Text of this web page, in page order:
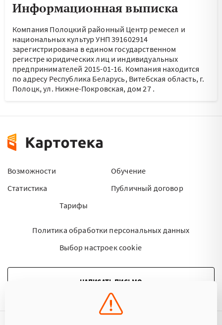
Информационная выписка
Компания Полоцкий районный Центр ремесел и
национальных культур УНП 391602914
зарегистрирована в едином государственном
регистре юридических лиц и индивидуальных
предпринимателей 2015-01-16. Компания находится
по адресу Республика Беларусь, Витебская область, г.
Полоцк, ул. Нижне-Покровская, дом 27.
Возможности
Статистика
Тарифы
Обучение
Публичный договор
Политика обработки персональных данных
Выбор настроек cookie
НАПИСАТЬ ПИСЬМО